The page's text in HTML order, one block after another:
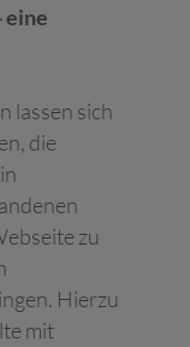
eine
lassen sich
die
zu
Hierzu
mit
die
um
und
der
für